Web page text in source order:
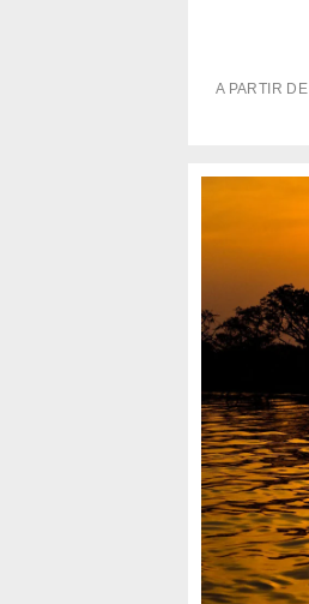
A PARTIR DE